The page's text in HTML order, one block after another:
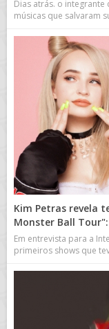
Dias atrás. o
músicas que salvaram
Kim Petras revela
Monster Ball
Em entrevista para a
primeiros shows que